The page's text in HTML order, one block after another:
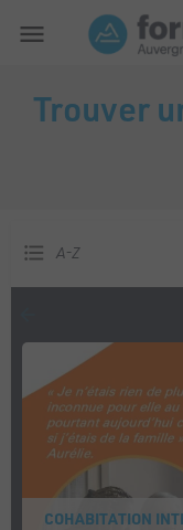
Trouver
A-Z
COHABITATION